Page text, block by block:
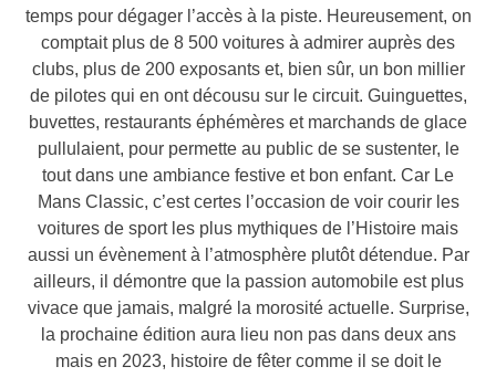
temps pour dégager l’accès à la piste. Heureusement, on
comptait plus de 8 500 voitures à admirer auprès des
clubs, plus de 200 exposants et, bien sûr, un bon millier
de pilotes qui en ont décousu sur le circuit. Guinguettes,
buvettes, restaurants éphémères et marchands de glace
pullulaient, pour permette au public de se sustenter, le
tout dans une ambiance festive et bon enfant. Car Le
Mans Classic, c’est certes l’occasion de voir courir les
voitures de sport les plus mythiques de l’Histoire mais
aussi un évènement à l’atmosphère plutôt détendue. Par
ailleurs, il démontre que la passion automobile est plus
vivace que jamais, malgré la morosité actuelle. Surprise,
la prochaine édition aura lieu non pas dans deux ans
mais en 2023, histoire de fêter comme il se doit le